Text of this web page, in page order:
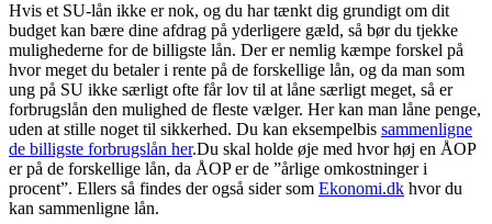
Hvis et SU-lån ikke er nok, og du har tænkt dig grundigt om dit
budget kan bære dine afdrag på yderligere gæld, så bør du tjekke
mulighederne for de billigste lån. Der er nemlig kæmpe forskel på
hvor meget du betaler i rente på de forskellige lån, og da man som
ung på SU ikke særligt ofte får lov til at låne særligt meget, så er
forbrugslån den mulighed de fleste vælger. Her kan man låne penge,
uden at stille noget til sikkerhed. Du kan eksempelbis sammenligne
de billigste forbrugslån her.Du skal holde øje med hvor høj en ÅOP
er på de forskellige lån, da ÅOP er de ”årlige omkostninger i
procent”. Ellers så findes der også sider som Ekonomi.dk hvor du
kan sammenligne lån.